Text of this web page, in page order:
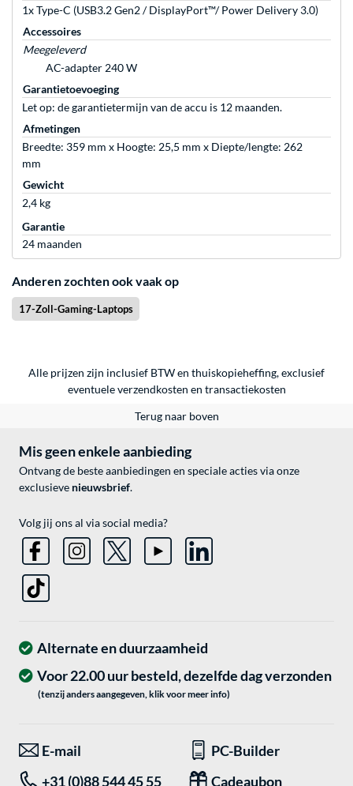
1x Type-C (USB3.2 Gen2 / DisplayPort™/ Power Delivery 3.0)
Accessoires
Meegeleverd
AC-adapter 240 W
Garantietoevoeging
Let op: de garantietermijn van de accu is 12 maanden.
Afmetingen
Breedte: 359 mm x Hoogte: 25,5 mm x Diepte/lengte: 262
mm
Gewicht
2,4 kg
Garantie
24 maanden
Anderen zochten ook vaak op
17-Zoll-Gaming-Laptops
Alle prijzen zijn inclusief BTW en thuiskopieheffing, exclusief
eventueleverzendkosten en transactiekosten
Terug naar boven
Mis geen enkele aanbieding
Ontvang de beste aanbiedingen en speciale acties via onze
exclusieve nieuwsbrief.
Volg jij ons al via social media?
Alternate en duurzaamheid
Voor 22.00 uur besteld, dezelfde dag verzonden
(tenzij anders aangegeven, klik voor meer info)
E-mail
PC-Builder
+31 (0)88 544 45 55
Cadeaubon